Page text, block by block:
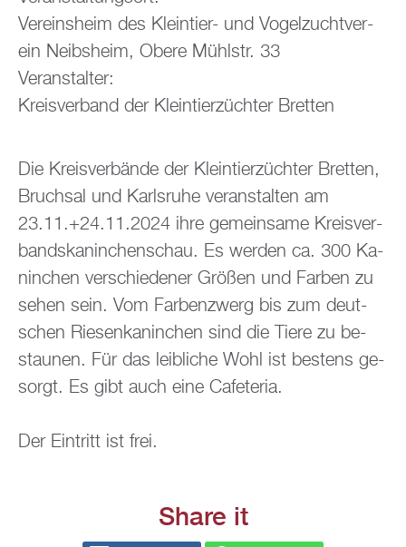
Ver­eins­heim des Klein­tier- und Vo­gel­zucht­ver­
ein Neibs­heim, Obere Mühl­str. 33
Ver­an­stal­ter:
Kreis­ver­band der Klein­tier­züch­ter Brett­en
Die Kreis­ver­bän­de der Klein­tier­züch­ter Brett­en,
Bruch­sal und Karls­ru­he ver­an­stal­ten am
23.11.+24.11.2024 ihre ge­mein­sa­me Kreis­ver­
bands­ka­nin­chen­schau. Es wer­den ca. 300 Ka­
nin­chen ver­schie­de­ner Grö­ßen und Far­ben zu
sehen sein. Vom Far­ben­zwerg bis zum deut­
schen Rie­sen­ka­nin­chen sind die Tiere zu be­
stau­nen. Für das leib­li­che Wohl ist bes­tens ge­
sorgt. Es gibt auch eine Ca­fe­te­ria.
Der Ein­tritt ist frei.
Share it